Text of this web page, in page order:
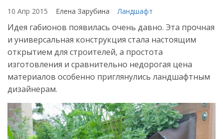
10 Апр 2015 Елена Зарубина Ландшафт
Идея габионов появилась очень давно. Эта прочная
и универсальная конструкция стала настоящим
открытием для строителей, а простота
изготовления и сравнительно недорогая цена
материалов особенно приглянулись ландшафтным
дизайнерам.